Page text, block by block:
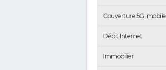
Couverture 5G, mobile
Débit Internet
Immobilier